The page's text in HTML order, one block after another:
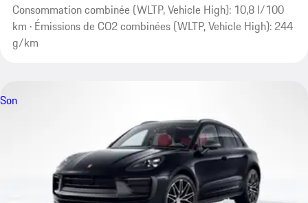
Consommation combinée (WLTP, Vehicle High): 10,8 l/100
km · Émissions de CO2 combinées (WLTP, Vehicle High): 244
g/km
Son